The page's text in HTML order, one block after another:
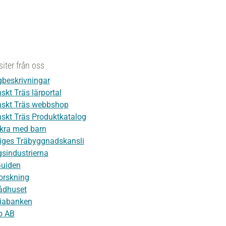
från oss
Träs lärportal
Träs webbshop
Träs Produktkatalog
med barn
Träbyggnadskansli
AB